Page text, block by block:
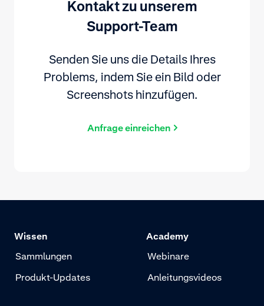
Kontakt zu unserem
Support-Team
Senden Sie uns die Details Ihres
Problems, indem Sie ein Bild oder
Screenshots hinzufügen.
Anfrage einreichen
Wissen
Sammlungen
Produkt-Updates
Academy
Webinare
Anleitungsvideos